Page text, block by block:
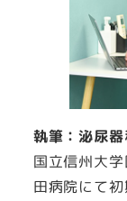
執筆：泌尿
国立信州大
田病院にて